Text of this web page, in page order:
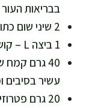
בבריאות העור
2 שיני שום כתושות – תורמות טעם ונוגדי חמצון
1 ביצה L – קושרת ומוסיפה חלבון
40 גרם
עשיר בסיבים
20 גרם פטרוזיליה קצוצה – ויטמין C וחומצה פולית